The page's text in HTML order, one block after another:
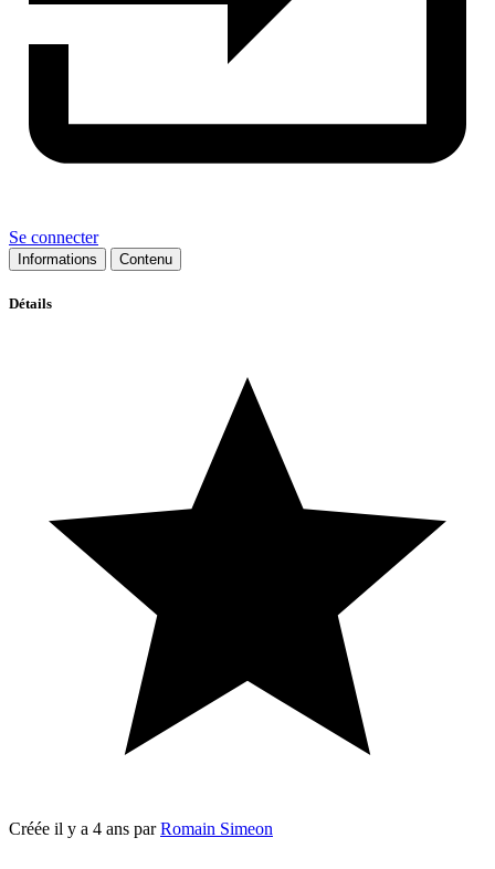
Se connecter
Informations Contenu
Détails
Créée il y a 4 ans parRomain Simeon